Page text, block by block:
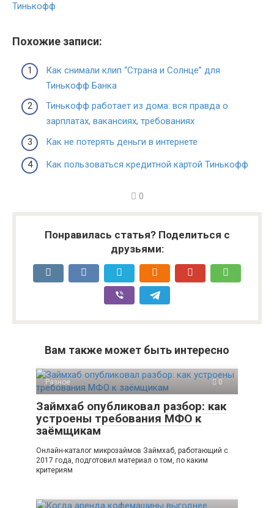
Тинькофф
Похожие записи:
Как снимали клип “Страна и Солнце” для
Тинькофф Банка
Тинькофф работает из дома: вся правда о
зарплатах, вакансиях, требованиях
Как не потерять деньги в интернете
Как пользоваться кредитной картой Тинькофф
0
Понравилась статья? Поделиться с
друзьями:
Вам также может быть интересно
Разное 0
Займхаб опубликовал разбор: как
устроены требования МФО к
заёмщикам
Онлайн-каталог микрозаймов Займхаб, работающий с
2017 года, подготовил материал о том, по каким
критериям